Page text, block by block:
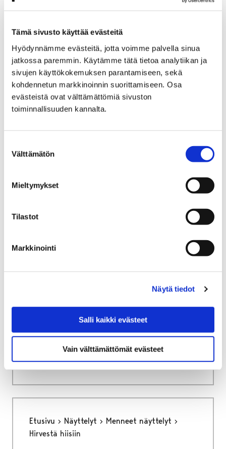
Tämä sivusto käyttää evästeitä
Hyödynnämme evästeitä, jotta voimme palvella sinua
jatkossa paremmin. Käytämme tätä tietoa analytiikan ja
sivujen käyttökokemuksen parantamiseen, sekä
kohdennetun markkinoinnin suorittamiseen. Osa
evästeistä ovat välttämättömiä sivuston
toiminnallisuuden kannalta.
valinta
Välttämätön
Mieltymykset
Tilastot
Markkinointi
Näytä tiedot
Salli kaikki evästeet
Vain välttämättömät evästeet
Etusivu
Vierailu
Saapuminen ja esteettömyys
Saapuminen ja
esteettömyys
lausunnot
Puhelinlaitoksesta Luontotaloksi
Puhelinlaitoksesta
Luontotaloksi
Etusivu Näyttelyt
Menneet näyttelyt
Hirvestä hiisiin